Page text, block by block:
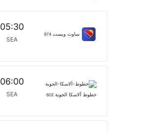
ساوث ويست 974
05:30
SEA
خطوط ألاسكا الجوية 602
06:00
SEA